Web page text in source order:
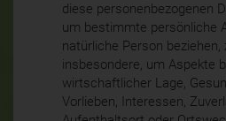
diese personenbezogenen
um bestimmte persönliche
natürliche Person beziehen,
insbesondere, um Aspekte
wirtschaftlicher Lage,
Vorlieben, Interessen,